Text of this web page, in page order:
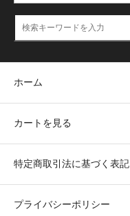
ホーム
カートを見る
特定商取引法に基づく表記
プライバシーポリシー